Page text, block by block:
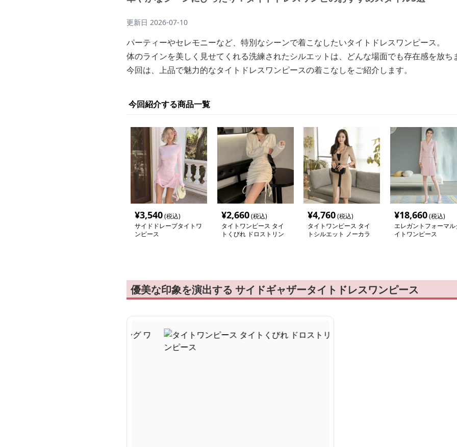
更新日 2026-07-10
パーティーやセレモニーなど、特別なシーンで着こなしたいタイトドレスワンピース。
体のラインを美しく見せてくれる洗練されたシルエットは、どんな場面でも存在感を放ち
今回は、上品で魅力的なタイトドレスワンピースの着こなしをご紹介します。
今回紹介する商品一覧
¥3,540(税込)
サイドドレープタイトワ
ンピース
¥2,660(税込)
タイトワンピース タイ
トくびれ ドロストリン
¥4,760(税込)
タイトワンピース タイ
トシルエット ノーカラ
¥18,660(税込)
エレガントフォーマル
イトワンピース
優美な印象を演出する サイドギャザータイトドレスワンピース